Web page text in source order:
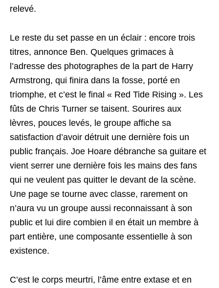
relevé.
Le reste du set passe en un éclair : encore trois
titres, annonce Ben. Quelques grimaces à
l’adresse des photographes de la part de Harry
Armstrong, qui finira dans la fosse, porté en
triomphe, et c’est le final « Red Tide Rising ». Les
fûts de Chris Turner se taisent. Sourires aux
lèvres, pouces levés, le groupe affiche sa
satisfaction d’avoir détruit une dernière fois un
public français. Joe Hoare débranche sa guitare et
vient serrer une dernière fois les mains des fans
qui ne veulent pas quitter le devant de la scène.
Une page se tourne avec classe, rarement on
n’aura vu un groupe aussi reconnaissant à son
public et lui dire combien il en était un membre à
part entière, une composante essentielle à son
existence.
C’est le corps meurtri, l’âme entre extase et en